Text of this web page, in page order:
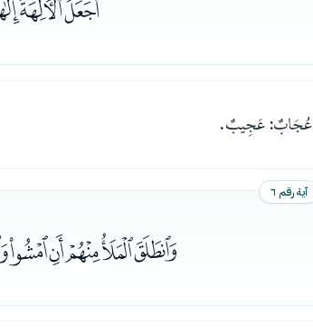
عُجَابٌ: عَجِيبٌ.
آية رقم ٦